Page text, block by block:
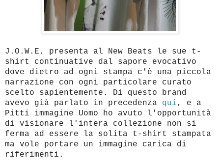
J.O.W.E. presenta al New Beats le sue t-
shirt continuative dal sapore evocativo
dove dietro ad ogni stampa c'è una piccola
narrazione con ogni particolare curato
scelto sapientemente. Di questo brand
avevo già parlato in precedenza qui, e a
Pitti immagine Uomo ho avuto l'opportunità
di visionare l'intera collezione non si
ferma ad essere la solita t-shirt stampata
ma vole portare un immagine carica di
riferimenti.